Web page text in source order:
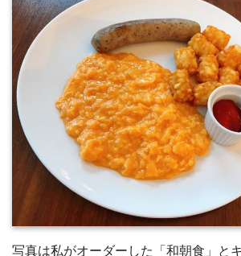
写真は私がオーダーした「和朝食」と